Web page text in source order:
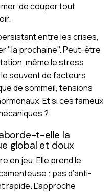
de couper tout
entre les crises,
"la prochaine". Peut-être
même le stress
souvent de facteurs
de sommeil, tensions
Et si ces fameux
?
t-elle la
global et doux
en jeu. Elle prend le
: pas d’anti-
rapide. L’approche